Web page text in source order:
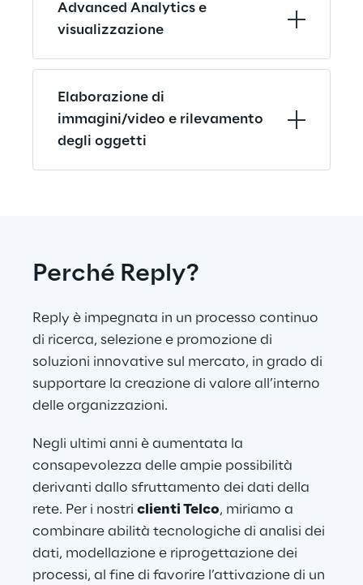
Advanced Analytics e
visualizzazione
Elaborazione di
immagini/video e rilevamento
degli oggetti
Perché Reply?
Reply è impegnata in un processo continuo
di ricerca, selezione e promozione di
soluzioni innovative sul mercato, in grado di
supportare la creazione di valore all’interno
delle organizzazioni.
Negli ultimi anni è aumentata la
consapevolezza delle ampie possibilità
derivanti dallo sfruttamento dei dati della
rete. Per i nostri clienti Telco, miriamo a
combinare abilità tecnologiche di analisi dei
dati, modellazione e riprogettazione dei
processi, al fine di favorire l’attivazione di un